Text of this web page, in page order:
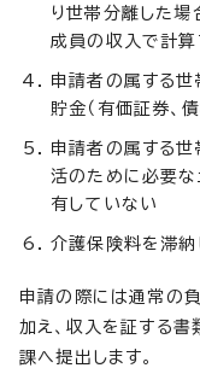
り世帯分離した
成員の収入で計算
申請者の属する
貯金（有価証券、
申請者の属する
活のために必要
有していない
介護保険料を滞納
申請の際には通常の
加え、収入を証する
課へ提出します。